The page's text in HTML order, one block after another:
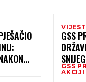
GSS
KONJIC
GSS
AKCIJI